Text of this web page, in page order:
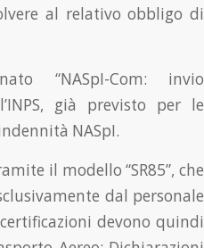
al relativo obbligo di
“NASpI-Com: invio
già previsto per le
NASpI.
il modello “SR85”, che
dal personale
devono quindi